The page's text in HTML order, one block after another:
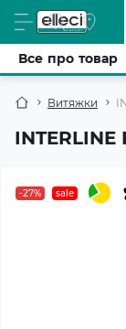
Витяжки
Все про товар
-27% sale